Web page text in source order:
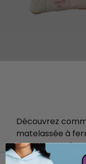
Découvrez
matelassée à
de couture